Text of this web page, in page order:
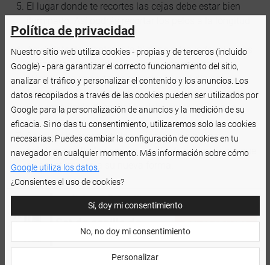
El lugar donde te recortes las cejas debe estar bien
deseada.
Acuérdate de mantener la higiene adecuada mientras
utilizas la maquinilla. Si utilizas una recortadora
eléctrica, es importante cambiar la cuchilla con
frecuencia. Una recortadora manual funciona como
una maquinilla desechable: debe cambiarse cada
pocos usos.
Después de recortarte las cejas, es una buena
práctica cepillarlas con un cepillo de espiral hasta que
se acostumbren a su nueva forma.
Set de cepillo de
peinado de cejas
Política de privacidad
Nuestro sitio web utiliza cookies - propias y de terceros (incluido
Google) - para garantizar el correcto funcionamiento del sitio,
analizar el tráfico y personalizar el contenido y los anuncios. Los
datos recopilados a través de las cookies pueden ser utilizados por
Google para la personalización de anuncios y la medición de su
eficacia. Si no das tu consentimiento, utilizaremos solo las cookies
necesarias. Puedes cambiar la configuración de cookies en tu
navegador en cualquier momento. Más información sobre cómo
Google utiliza los datos.
¿Consientes el uso de cookies?
Sí, doy mi consentimiento
No, no doy mi consentimiento
Personalizar